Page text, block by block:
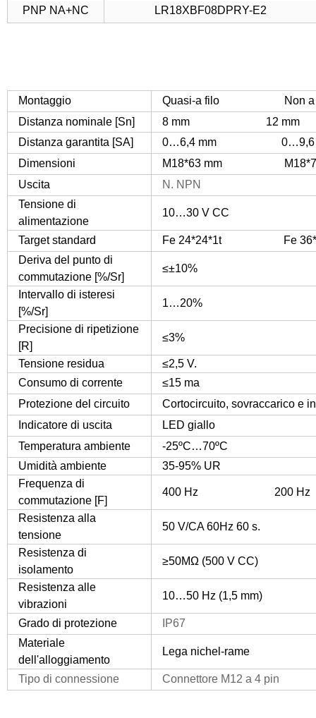
PNP NA+NC
LR18XBF08DPRY-E2
Montaggio
Quasi-a filo Non a
Distanza nominale [Sn]
8 mm 12 mm
Distanza garantita [SA]
0…6,4 mm 0…9,6
Dimensioni
M18*63 mm M18*75
Uscita
N. NPN
Tensione di
alimentazione
10…30 V CC
Target standard
Fe 24*24*1t Fe
Deriva del punto di
commutazione [%/Sr]
≤±10%
Intervallo di isteresi
[%/Sr]
1…20%
Precisione di ripetizione
[R]
≤3%
Tensione residua
≤2,5 V.
Consumo di corrente
≤15 ma
Protezione del circuito
Cortocircuito, sovraccarico e
Indicatore di uscita
LED giallo
Temperatura ambiente
-25ºC…70ºC
Umidità ambiente
35-95% UR
Frequenza di
commutazione [F]
400 Hz 200 Hz
Resistenza alla
tensione
50 V/CA 60Hz 60 s.
Resistenza di
isolamento
≥50MΩ (500 V CC)
Resistenza alle
vibrazioni
10…50 Hz (1,5 mm)
Grado di protezione
IP67
Materiale
dell'alloggiamento
Lega nichel-rame
Tipo di connessione Connettore M12 a 4 pin